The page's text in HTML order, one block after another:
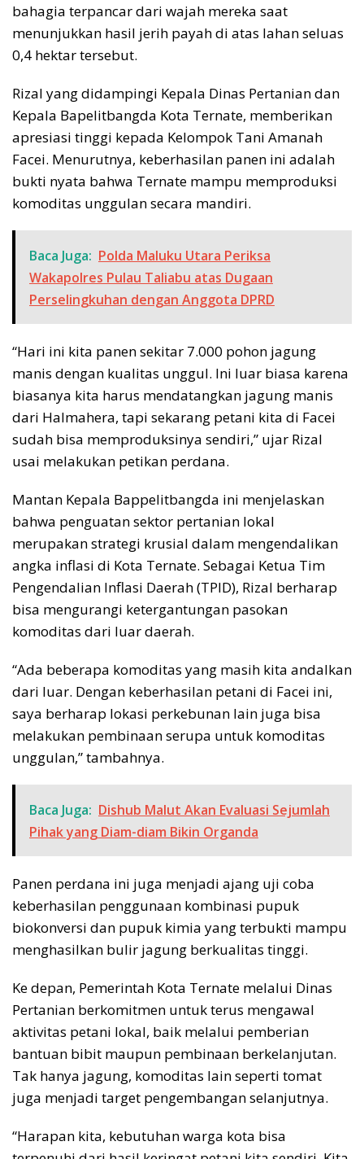
bahagia terpancar dari wajah mereka saat
menunjukkan hasil jerih payah di atas lahan seluas
0,4 hektar tersebut.
Rizal yang didampingi Kepala Dinas Pertanian dan
Kepala Bapelitbangda Kota Ternate, memberikan
apresiasi tinggi kepada Kelompok Tani Amanah
Facei. Menurutnya, keberhasilan panen ini adalah
bukti nyata bahwa Ternate mampu memproduksi
komoditas unggulan secara mandiri.
Baca Juga: Polda Maluku Utara Periksa
Wakapolres Pulau Taliabu atas Dugaan
Perselingkuhan dengan Anggota DPRD
“Hari ini kita panen sekitar 7.000 pohon jagung
manis dengan kualitas unggul. Ini luar biasa karena
biasanya kita harus mendatangkan jagung manis
dari Halmahera, tapi sekarang petani kita di Facei
sudah bisa memproduksinya sendiri,” ujar Rizal
usai melakukan petikan perdana.
Mantan Kepala Bappelitbangda ini menjelaskan
bahwa penguatan sektor pertanian lokal
merupakan strategi krusial dalam mengendalikan
angka inflasi di Kota Ternate. Sebagai Ketua Tim
Pengendalian Inflasi Daerah (TPID), Rizal berharap
bisa mengurangi ketergantungan pasokan
komoditas dari luar daerah.
“Ada beberapa komoditas yang masih kita andalkan
dari luar. Dengan keberhasilan petani di Facei ini,
saya berharap lokasi perkebunan lain juga bisa
melakukan pembinaan serupa untuk komoditas
unggulan,” tambahnya.
Baca Juga: Dishub Malut Akan Evaluasi Sejumlah
Pihak yang Diam-diam Bikin Organda
Panen perdana ini juga menjadi ajang uji coba
keberhasilan penggunaan kombinasi pupuk
biokonversi dan pupuk kimia yang terbukti mampu
menghasilkan bulir jagung berkualitas tinggi.
Ke depan, Pemerintah Kota Ternate melalui Dinas
Pertanian berkomitmen untuk terus mengawal
aktivitas petani lokal, baik melalui pemberian
bantuan bibit maupun pembinaan berkelanjutan.
Tak hanya jagung, komoditas lain seperti tomat
juga menjadi target pengembangan selanjutnya.
“Harapan kita, kebutuhan warga kota bisa